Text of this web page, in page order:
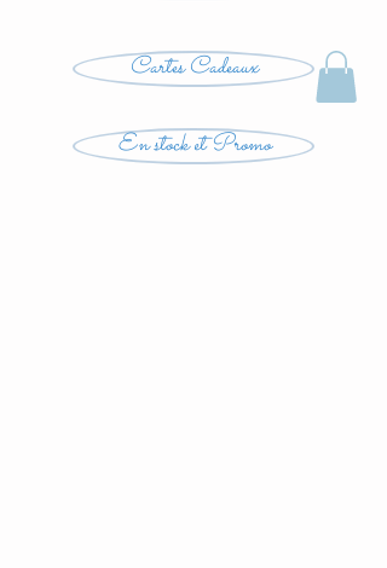
Cartes Cadeaux
En stock et Promo